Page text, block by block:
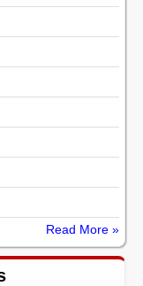
Read More »